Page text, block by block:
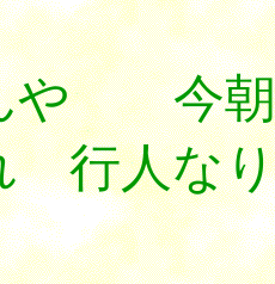
や 今
行人な